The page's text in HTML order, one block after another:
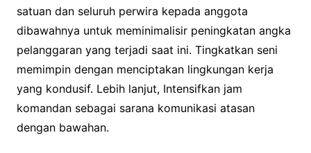
satuan dan seluruh perwira kepada anggota
dibawahnya untuk meminimalisir peningkatan angka
pelanggaran yang terjadi saat ini. Tingkatkan seni
memimpin dengan menciptakan lingkungan kerja
yang kondusif. Lebih lanjut, Intensifkan jam
komandan sebagai sarana komunikasi atasan
dengan bawahan.